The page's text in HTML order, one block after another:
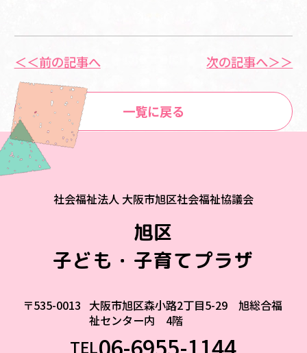
＜＜前の記事へ
一覧に戻る
次の記事へ＞＞
社会福祉法人 大阪市旭区社会福祉協議会
旭区
子ども・子育てプラザ
〒535-0013 大阪市旭区森小路2丁目5-29 旭総合福
祉センター内 4階
TEL